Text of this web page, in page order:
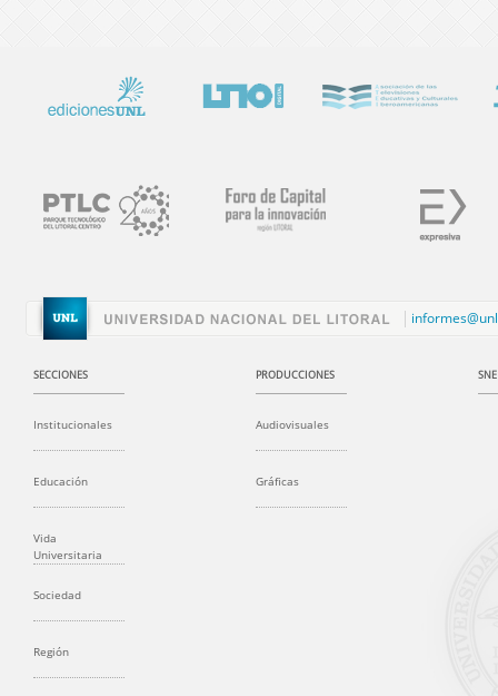
SECCIONES
Institucionales
Educación
Vida
Universitaria
Sociedad
Región
PRODUCCIONES
Audiovisuales
Gráficas
SNE